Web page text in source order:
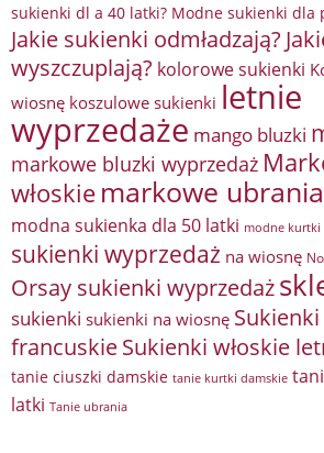
sukienki dl a 40 latki? Modne sukienki dla
Jakie sukienki odmładzają?
wyszczuplają? kolorowe sukienki
wiosnę koszulowe sukienki letnie
wyprzedaże mango bluzki
markowe bluzki wyprzedaż
włoskie markowe
modna sukienka dla 50 latki modne kurtki
sukienki wyprzedaż na wiosnę
Orsay sukienki wyprzedaż
sukienki sukienki na wiosnę Sukienki
francuskieSukienki włoskie
tanie ciuszki damskie tanie kurtki damskie
latki Tanie ubrania